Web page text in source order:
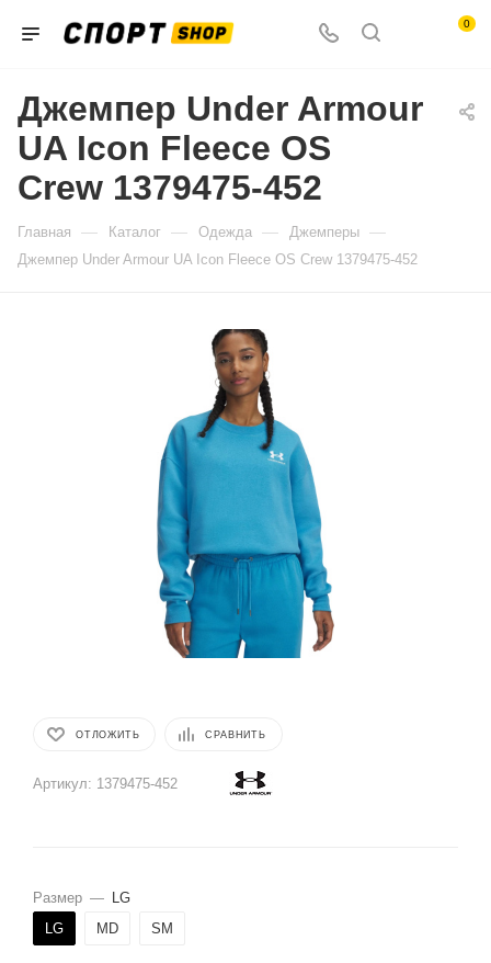
0
Джемпер Under Armour
UA Icon Fleece OS
Crew 1379475-452
Главная — Каталог — Одежда — Джемперы —
Джемпер Under Armour UA Icon Fleece OS Crew 1379475-452
ОТЛОЖИТЬ СРАВНИТЬ
Артикул: 1379475-452
Размер — LG
LG
MD SM